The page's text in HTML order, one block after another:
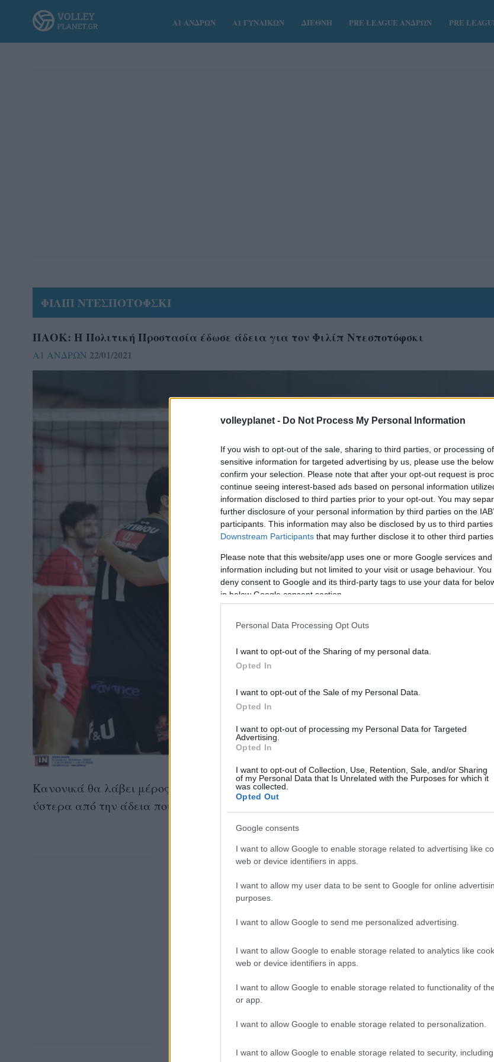
volleyplanet - Do Not Process My Personal Information
If you wish to opt-out of the sale, sharing to third parties, or processing
sensitive information for targeted advertising by us, please use the
confirm your selection. Please note that after your opt-out request is
continue seeing interest-based ads based on personal information
information disclosed to third parties prior to your opt-out. You may
further disclosure of your personal information by third parties on the
participants. This information may also be disclosed by us to third
Downstream Participants that may further disclose it to other third parties.
Please note that this website/app uses one or more Google services
information including but not limited to your visit or usage behaviour.
deny consent to Google and its third-party tags to use your data for
in below Google consent section.
Personal Data Processing Opt Outs
I want to opt-out of the Sharing of my personal data.
Opted In
I want to opt-out of the Sale of my Personal Data.
Opted In
I want to opt-out of processing my Personal Data for Targeted
Advertising.
Opted In
I want to opt-out of Collection, Use, Retention, Sale, and/or Sharing
of my Personal Data that Is Unrelated with the Purposes for which it
was collected.
Opted Out
Google consents
I want to allow Google to enable storage related to advertising like
web or device identifiers in apps.
I want to allow my user data to be sent to Google for online
purposes.
I want to allow Google to send me personalized advertising.
I want to allow Google to enable storage related to analytics like
web or device identifiers in apps.
I want to allow Google to enable storage related to functionality of
or app.
I want to allow Google to enable storage related to personalization.
I want to allow Google to enable storage related to security, including
Α1 ΑΝΔΡΩΝ Α1 ΓΥΝΑΙΚΩΝ ΔΙΕΘΝΗ PRE LEAGUE ΑΝΔΡΩΝ PRE
ΦΙΛΙΠ ΝΤΕΣΠΟΤΟΦΣΚΙ
ΠΑΟΚ: Η Πολιτική Προστασία έδωσε άδεια για τον Φιλίπ Ντεσποτόφσκι
Α1 ΑΝΔΡΩΝ 22/01/2021
Κανονικά θα λάβει μέρος, στην αναμέτρηση του ΠΑΟΚ με τον Φοίνικα Σύρου, ο Φιλίπ
ύστερα από την άδεια που χορήγησε στο "δικέφαλο του βορρά" η Πολιτική Προστασία.